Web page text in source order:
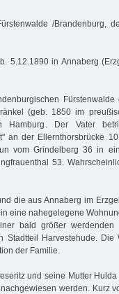
/Brandenburg,
5.12.1890 in Annaberg
(geb. 1850 im
Der Vater
an der Ellernthorsbrücke
vom Grindelberg 36 in
53.
die aus Annaberg im
eine nahegelegene
bald größer werdenden
Stadtteil Harvestehude. Die
der Familie.
und seine Mutter
werden. Kurz